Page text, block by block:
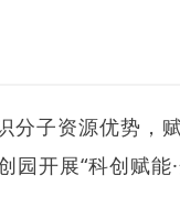
子资源优势
开展“科创赋